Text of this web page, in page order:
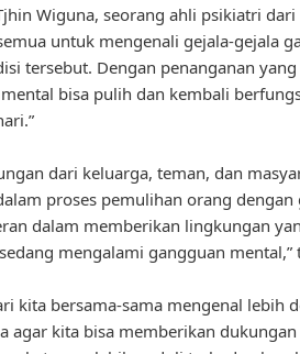
Wiguna, seorang ahli psikiatri
untuk mengenali gejala-gejala
tersebut. Dengan penanganan
bisa pulih dan kembali
dari keluarga, teman, dan
proses pemulihan orang dengan
dalam memberikan lingkungan
mengalami gangguan mental,”
kita bersama-sama mengenal lebih
agar kita bisa memberikan